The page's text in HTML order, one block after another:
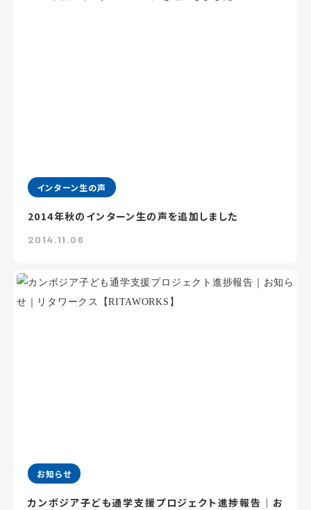
インターン生の声
2014年秋のインターン生の声を追加しました
2014.11.06
お知らせ
カンボジア子ども通学支援プロジェクト進捗報告｜お